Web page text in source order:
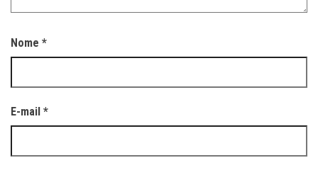
Nome *
E-mail *